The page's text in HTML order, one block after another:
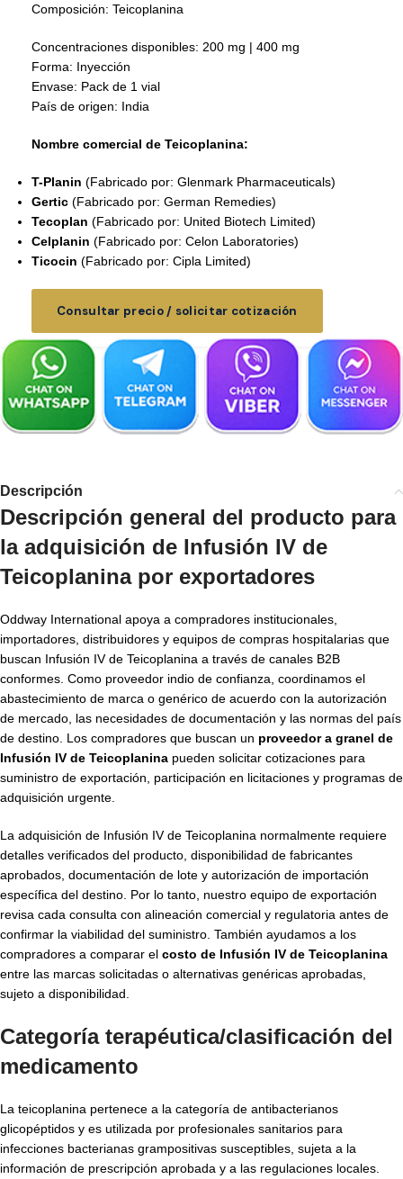
Composición: Teicoplanina
Concentraciones disponibles: 200 mg | 400 mg
Forma: Inyección
Envase: Pack de 1 vial
País de origen: India
Nombre comercial de Teicoplanina:
T-Planin (Fabricado por: Glenmark Pharmaceuticals)
Gertic (Fabricado por: German Remedies)
Tecoplan (Fabricado por: United Biotech Limited)
Celplanin (Fabricado por: Celon Laboratories)
Ticocin (Fabricado por: Cipla Limited)
Consultar precio / solicitar cotización
Descripción
Descripción general del producto para
la adquisición de Infusión IV de
Teicoplanina por exportadores
Oddway International apoya a compradores institucionales,
importadores, distribuidores y equipos de compras hospitalarias que
buscan Infusión IV de Teicoplanina a través de canales B2B
conformes. Como proveedor indio de confianza, coordinamos el
abastecimiento de marca o genérico de acuerdo con la autorización
de mercado, las necesidades de documentación y las normas del país
de destino. Los compradores que buscan un proveedor a granel de
Infusión IV de Teicoplanina pueden solicitar cotizaciones para
suministro de exportación, participación en licitaciones y programas de
adquisición urgente.
La adquisición de Infusión IV de Teicoplanina normalmente requiere
detalles verificados del producto, disponibilidad de fabricantes
aprobados, documentación de lote y autorización de importación
específica del destino. Por lo tanto, nuestro equipo de exportación
revisa cada consulta con alineación comercial y regulatoria antes de
confirmar la viabilidad del suministro. También ayudamos a los
compradores a comparar el costo de Infusión IV de Teicoplanina
entre las marcas solicitadas o alternativas genéricas aprobadas,
sujeto a disponibilidad.
Categoría terapéutica/clasificación del
medicamento
La teicoplanina pertenece a la categoría de antibacterianos
glicopéptidos y es utilizada por profesionales sanitarios para
infecciones bacterianas grampositivas susceptibles, sujeta a la
información de prescripción aprobada y a las regulaciones locales.